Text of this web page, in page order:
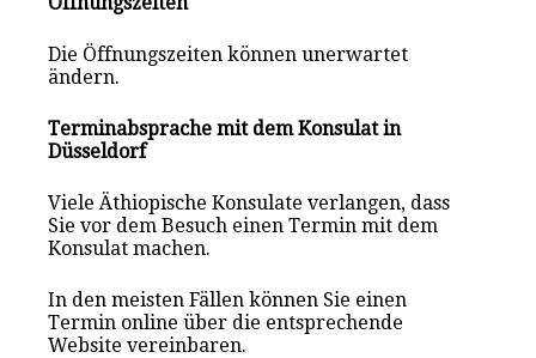
Die Öffnungszeiten können unerwartet
ändern.
Terminabsprache mit dem Konsulat in
Düsseldorf
Viele Äthiopische Konsulate verlangen, dass
Sie vor dem Besuch einen Termin mit dem
Konsulat machen.
In den meisten Fällen können Sie einen
Termin online über die entsprechende
Website vereinbaren.